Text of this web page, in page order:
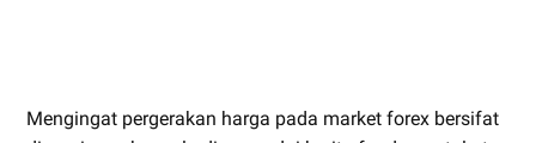
Mengingat pergerakan harga pada market forex bersifat